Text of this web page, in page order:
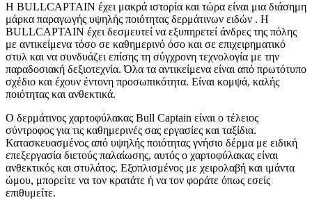
Η BULLCAPTAIN έχει μακρά ιστορία και τώρα είναι μια διάσημη
μάρκα παραγωγής υψηλής ποιότητας δερμάτινων ειδών . Η
BULLCAPTAIN έχει δεσμευτεί να εξυπηρετεί άνδρες της πόλης
με αντικείμενα τόσο σε καθημερινό όσο και σε επιχειρηματικό
στυλ και να συνδυάζει επίσης τη σύγχρονη τεχνολογία με την
παραδοσιακή δεξιοτεχνία. Όλα τα αντικείμενα είναι από πρωτότυπο
σχέδιο και έχουν έντονη προσωπικότητα. Είναι κομψά, καλής
ποιότητας και ανθεκτικά.
Ο δερμάτινος χαρτοφύλακας Bull Captain είναι ο τέλειος
σύντροφος για τις καθημερινές σας εργασίες και ταξίδια.
Κατασκευασμένος από υψηλής ποιότητας γνήσιο δέρμα με ειδική
επεξεργασία διετούς παλαίωσης, αυτός ο χαρτοφύλακας είναι
ανθεκτικός και στυλάτος. Εξοπλισμένος με χειρολαβή και ιμάντα
ώμου, μπορείτε να τον κρατάτε ή να τον φοράτε όπως εσείς
επιθυμείτε.